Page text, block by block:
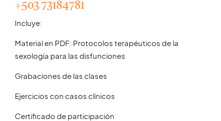
+503 73184781
Incluye:
Material en PDF: Protocolos terapéuticos de la
sexología para las disfunciones
Grabaciones de las clases
Ejercicios con casos clínicos
Certificado de participación